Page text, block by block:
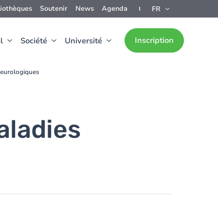
Soutenir News Agenda FR
Société Université Inscription